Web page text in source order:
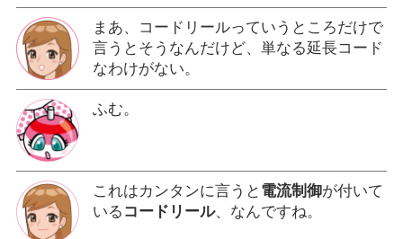
まあ、コードリールっていうところだけで
言うとそうなんだけど、単なる延長コード
なわけがない。
ふむ。
これはカンタンに言うと 電流制御が付いて
いる コードリール、なんですね。